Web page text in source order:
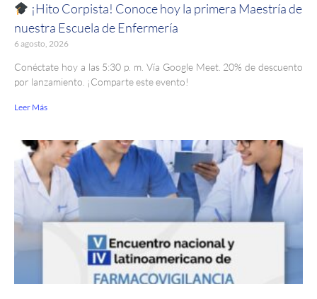
¡Hito Corpista! Conoce hoy la primera Maestría de
nuestra Escuela de Enfermería
6 agosto, 2026
Conéctate hoy a las 5:30 p. m. Vía Google Meet. 20% de descuento
por lanzamiento. ¡Comparte este evento!
Leer Más